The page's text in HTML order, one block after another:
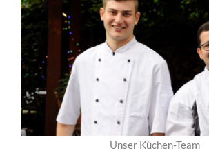
Unser Küchen-Team